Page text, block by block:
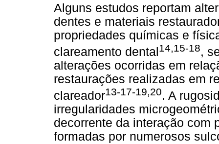
Alguns estudos reportam
dentes e materiais
propriedades químicas e
clareamento dental 14,15-18,
alterações ocorridas em
restaurações realizadas em
clareador13-17-19,20. A
irregularidades
decorrente da interação com
formadas por numerosos